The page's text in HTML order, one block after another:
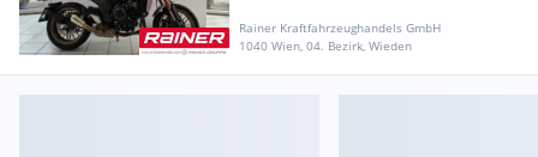
Rainer Kraftfahrzeughandels GmbH
1040 Wien, 04. Bezirk, Wieden